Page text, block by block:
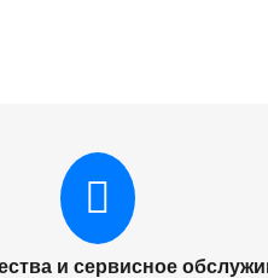
и сервисное